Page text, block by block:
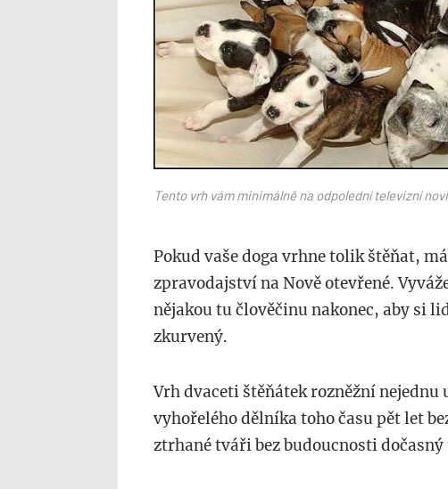
Tento vrh vám minimálně na odpolední televizní
Pokud vaše doga vrhne tolik štěňat,
zpravodajství na Nově otevřené.
nějakou tu člověčinu nakonec, aby si
zkurvený.
Vrh dvaceti štěňátek rozněžní nejednu
vyhořelého dělníka toho času pět let
ztrhané tváři bez budoucnosti dočasný